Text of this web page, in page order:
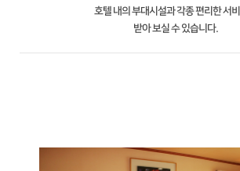
호텔 내의 부대시설과 각종 편리한 서
받아 보실 수 있습니다.